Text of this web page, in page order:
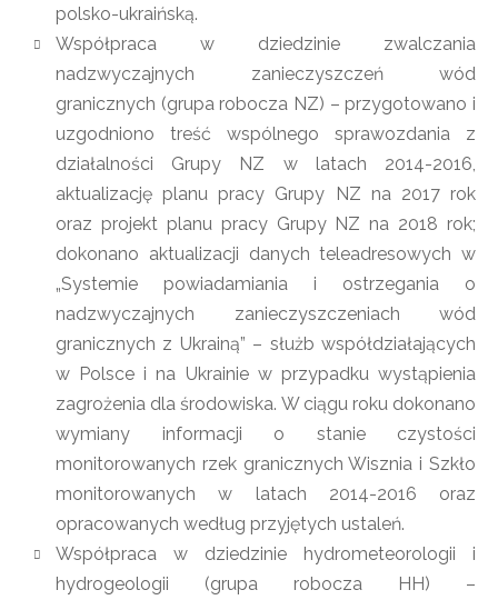
polsko-ukraińską.
Współpraca w dziedzinie zwalczania
nadzwyczajnych zanieczyszczeń wód
granicznych (grupa robocza NZ) – przygotowano i
uzgodniono treść wspólnego sprawozdania z
działalności Grupy NZ w latach 2014-2016,
aktualizację planu pracy Grupy NZ na 2017 rok
oraz projekt planu pracy Grupy NZ na 2018 rok;
dokonano aktualizacji danych teleadresowych w
„Systemie powiadamiania i ostrzegania o
nadzwyczajnych zanieczyszczeniach wód
granicznych z Ukrainą” – służb współdziałających
w Polsce i na Ukrainie w przypadku wystąpienia
zagrożenia dla środowiska. W ciągu roku dokonano
wymiany informacji o stanie czystości
monitorowanych rzek granicznych Wisznia i Szkło
monitorowanych w latach 2014-2016 oraz
opracowanych według przyjętych ustaleń.
Współpraca w dziedzinie hydrometeorologii i
hydrogeologii (grupa robocza HH) –